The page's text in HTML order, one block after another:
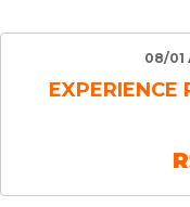
08/01
EXPERIENCE